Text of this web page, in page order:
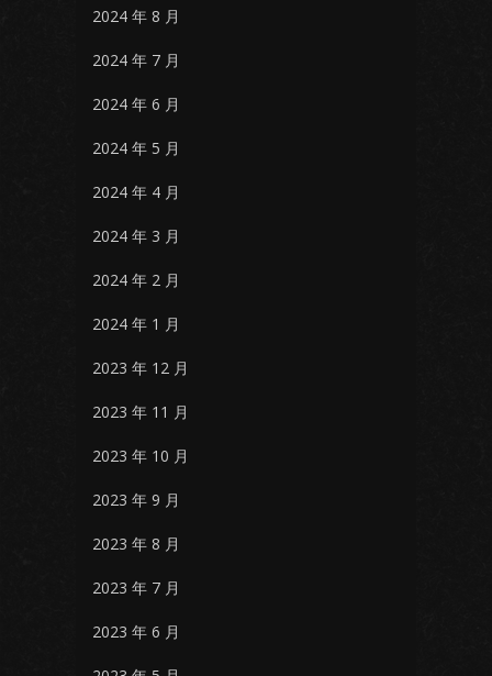
2024 年 8 月
2024 年 7 月
2024 年 6 月
2024 年 5 月
2024 年 4 月
2024 年 3 月
2024 年 2 月
2024 年 1 月
2023 年 12 月
2023 年 11 月
2023 年 10 月
2023 年 9 月
2023 年 8 月
2023 年 7 月
2023 年 6 月